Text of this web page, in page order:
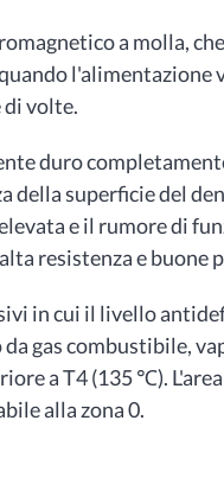
a molla,
l'alimentazione
di volte.
duro
della superficie del
e il rumore di
resistenza e buone
in cui il livello
gas combustibile,
a T4 (135 ℃).
alla zona 0.